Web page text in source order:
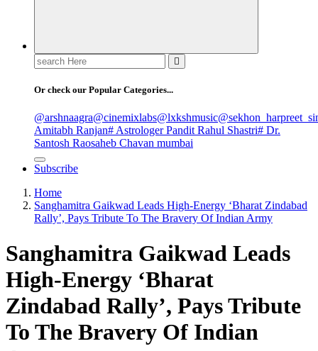
Search
for:
Or check our Popular Categories...
@arshnaagra@cinemixlabs@lxkshmusic
Amitabh Ranjan# Astrologer Pandit Rahul Shastri# Dr.
Santosh Raosaheb Chavan mumbai
Subscribe
Home
Sanghamitra Gaikwad Leads High-Energy ‘Bharat Zindabad
Rally’, Pays Tribute To The Bravery Of Indian Army
Sanghamitra Gaikwad Leads
High-Energy ‘Bharat
Zindabad Rally’, Pays Tribute
To The Bravery Of Indian